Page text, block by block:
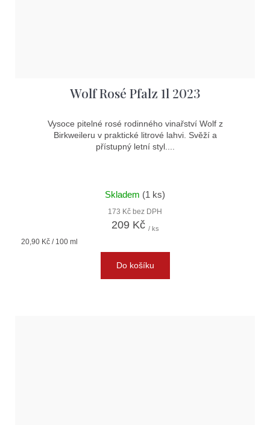
Wolf Rosé Pfalz 1l 2023
Vysoce pitelné rosé rodinného vinařství Wolf z
Birkweileru v praktické litrové lahvi. Svěží a
přístupný letní styl....
Skladem (1 ks)
173 Kč bez DPH
209 Kč / ks
Měrná
20,90 Kč / 100 ml
Do košíku